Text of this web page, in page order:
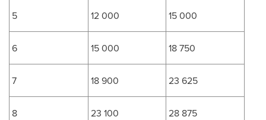
5 12 000 15 000
6 15 000 18 750
7 18 900 23 625
8 23 100 28 875